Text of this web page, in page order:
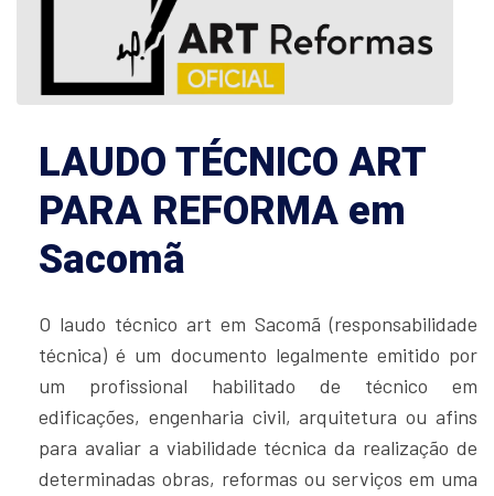
LAUDO TÉCNICO ART
PARA REFORMA em
Sacomã
O laudo técnico art em Sacomã (responsabilidade
técnica) é um documento legalmente emitido por
um profissional habilitado de técnico em
edificações, engenharia civil, arquitetura ou afins
para avaliar a viabilidade técnica da realização de
determinadas obras, reformas ou serviços em uma